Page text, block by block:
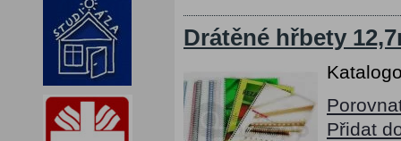
Drátěné hřbety
Přidat